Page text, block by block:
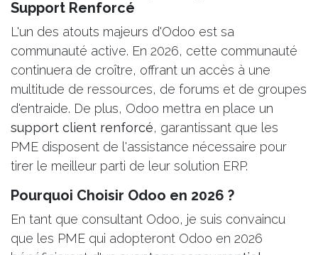
Support Renforcé
L'un des atouts majeurs d'Odoo est sa
communauté active. En 2026, cette communauté
continuera de croître, offrant un accès à une
multitude de ressources, de forums et de groupes
d'entraide. De plus, Odoo mettra en place un
support client renforcé, garantissant que les
PME disposent de l'assistance nécessaire pour
tirer le meilleur parti de leur solution ERP.
Pourquoi Choisir Odoo en 2026 ?
En tant que consultant Odoo, je suis convaincu
que les PME qui adopteront Odoo en 2026